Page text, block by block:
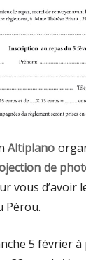
Altiplano
de
vous d’avoir
Pérou.
5 février